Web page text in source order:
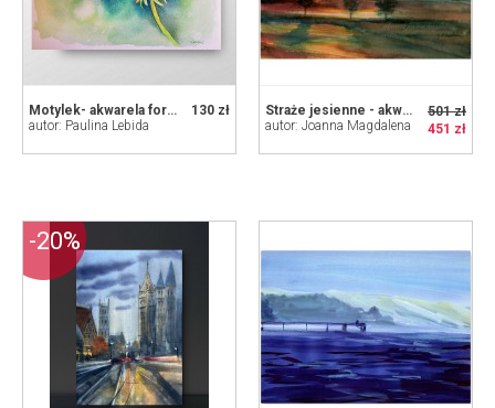
130 zł
Motylek- akwarela formatu A4
autor: Paulina Lebida
501 zł
451 zł
Straże jesienne - akwarela w oprawie
autor: Joanna Magdalena
-20%